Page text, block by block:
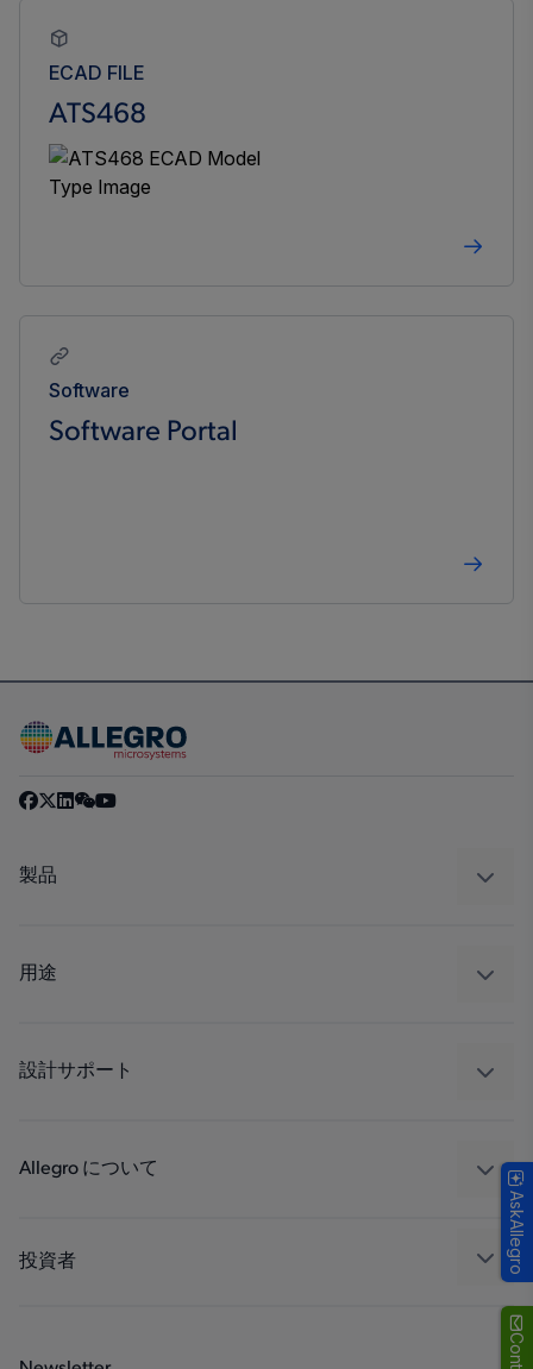
ECAD FILE
ATS468
Software
Software Portal
製品
レギュレート
用途
工業
設計サポート
パッケージング
Allegro について
キャリア
投資者 AskAllegro